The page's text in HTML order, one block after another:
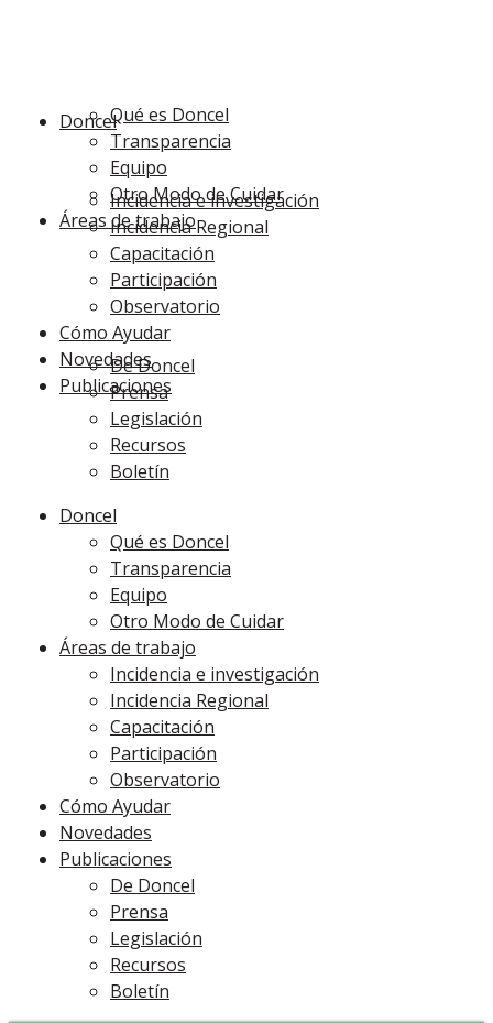
DoncelQué es Doncel
Transparencia
Equipo
Otro Modo de Cuidar
Áreas de trabajo
Incidencia e investigación
Incidencia Regional
Capacitación
Participación
Observatorio
Cómo Ayudar
Novedades
Publicaciones
De Doncel
Prensa
Legislación
Recursos
Boletín
Doncel
Qué es Doncel
Transparencia
Equipo
Otro Modo de Cuidar
Áreas de trabajo
Incidencia e investigación
Incidencia Regional
Capacitación
Participación
Observatorio
Cómo Ayudar
Novedades
Publicaciones
De Doncel
Prensa
Legislación
Recursos
Boletín